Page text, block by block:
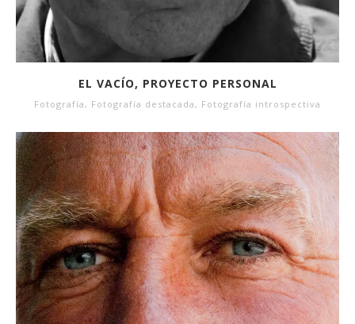
EL VACÍO, PROYECTO PERSONAL
Fotografía , Fotografía destacada , Fotografía introspectiva